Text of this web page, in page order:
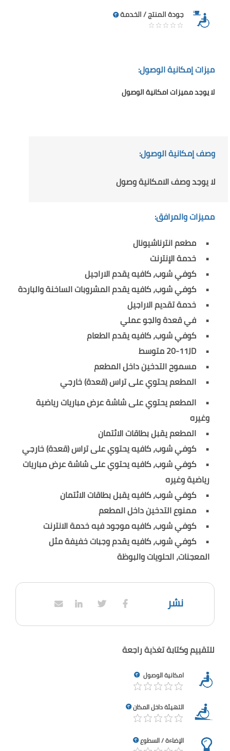
جودة المنتج / الخدمة
ميزات إمكانية الوصول:
لا يوجد مميزات امكانية الوصول
وصف إمكانية الوصول:
لا يوجد وصف الامكانية وصول
مميزات والمرافق:
مطعم انترناشيونال
خدمة الإنترنت
كوفي شوب، كافيه يقدم الاراجيل
كوفي شوب، كافيه يقدم المشروبات الساخنة والباردة
خدمة تقديم الاراجيل
في قعدة والجو عملي
كوفي شوب، كافيه يقدم الطعام
20-11JD متوسط
مسموح التدخين داخل المطعم
المطعم يحتوي على تراس (قعدة) خارجي
المطعم يحتوي على شاشة عرض مباريات رياضية
وغيره
المطعم يقبل بطاقات الائتمان
كوفي شوب، كافيه يحتوي على تراس (قعدة) خارجي
كوفي شوب، كافيه يحتوي على شاشة عرض مباريات
رياضية وغيره
كوفي شوب، كافيه يقبل بطاقات الائتمان
ممنوع التدخين داخل المطعم
كوفي شوب، كافيه موجود فيه خدمة الانترنت
كوفي شوب، كافيه يقدم وجبات خفيفة مثل
المعجنات، الحلويات والبوظة
نشر
للتقييم وكتابة تغذية راجعة
امكانية الوصول
التهيئة داخل المكان
الإضاءة / السطوع